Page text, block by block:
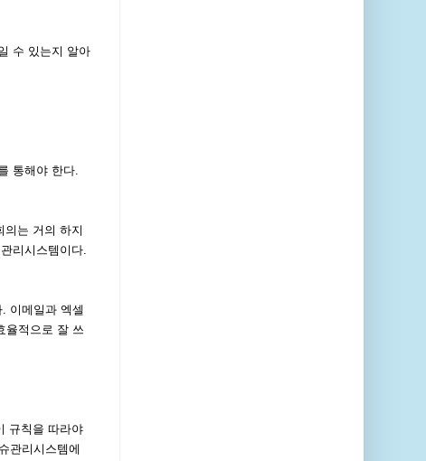
수 있는지 알아
통해야 한다.
의는 거의 하지
리시스템이다.
이메일과 엑셀
율적으로 잘 쓰
규칙을 따라야
관리시스템에